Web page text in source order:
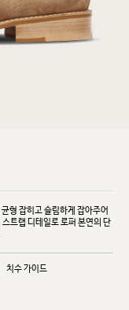
형 잡히고 슬림하게 잡아주어
트랩 디테일로 로퍼 본연의 단
치수 가이드